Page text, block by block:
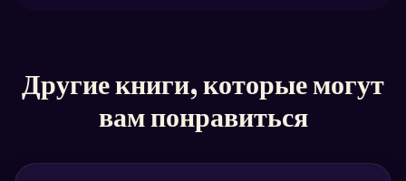
Другие книги, которые могут
вам понравиться